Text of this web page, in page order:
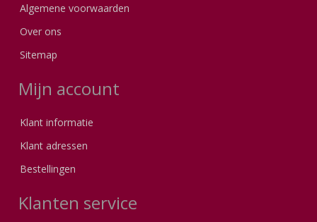
Algemene voorwaarden
Over ons
Sitemap
Mijn account
Klant informatie
Klant adressen
Bestellingen
Klanten service